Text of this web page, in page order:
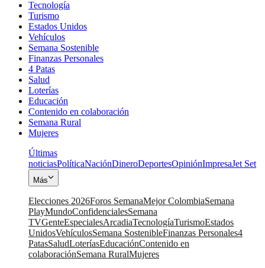
Tecnología
Turismo
Estados Unidos
Vehículos
Semana Sostenible
Finanzas Personales
4 Patas
Salud
Loterías
Educación
Contenido en colaboración
Semana Rural
Mujeres
Últimas
noticiasPolíticaNaciónDineroDeportesOpiniónImpresaJet Set
Más
Elecciones 2026Foros SemanaMejor ColombiaSemana
PlayMundoConfidencialesSemana
TVGenteEspecialesArcadiaTecnologíaTurismoEstados
UnidosVehículosSemana SostenibleFinanzas Personales4
PatasSaludLoteríasEducaciónContenido en
colaboraciónSemana RuralMujeres